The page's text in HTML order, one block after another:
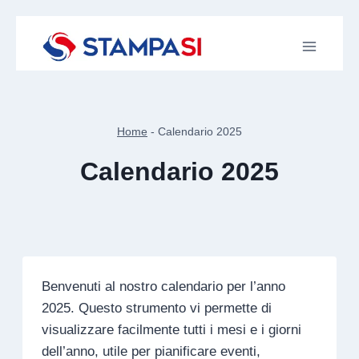
Home - Calendario 2025
Calendario 2025
Benvenuti al nostro calendario per l’anno
2025. Questo strumento vi permette di
visualizzare facilmente tutti i mesi e i giorni
dell’anno, utile per pianificare eventi,